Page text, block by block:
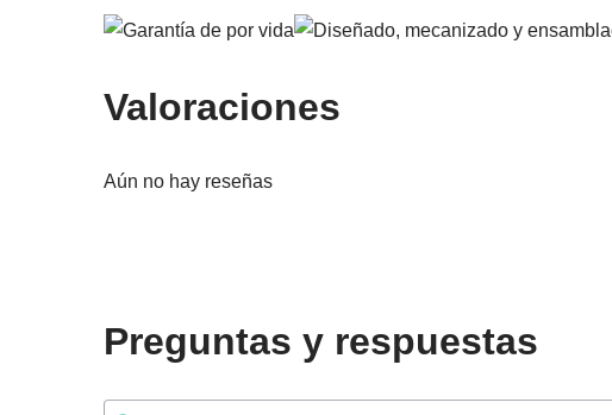
Valoraciones
Aún no hay reseñas
Preguntas y respuestas